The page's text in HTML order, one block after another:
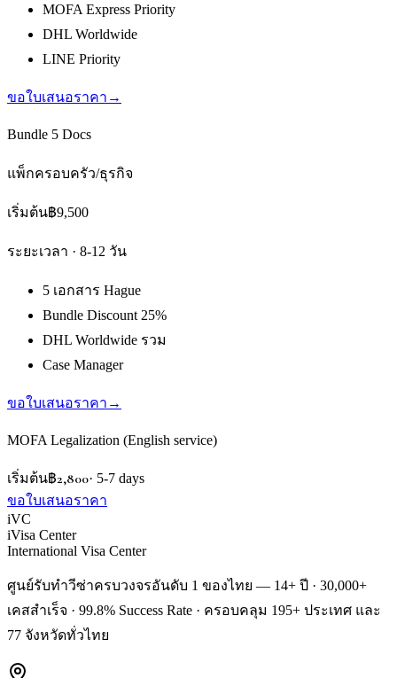
MOFA Express Priority
DHL Worldwide
LINE Priority
ขอใบเสนอราคา →
Bundle 5 Docs
แพ็กครอบครัว/ธุรกิจ
เริ่มต้น฿9,500
ระยะเวลา · 8-12 วัน
5 เอกสาร Hague
Bundle Discount 25%
DHL Worldwide รวม
Case Manager
ขอใบเสนอราคา →
MOFA Legalization (English service)
เริ่มต้น฿2,800· 5-7 days
ขอใบเสนอราคา
iVC
iVisa Center
International Visa Center
ศูนย์รับทำวีซ่าครบวงจรอันดับ 1 ของไทย — 14+ ปี · 30,000+
เคสสำเร็จ · 99.8% Success Rate · ครอบคลุม 195+ ประเทศ และ
77 จังหวัดทั่วไทย